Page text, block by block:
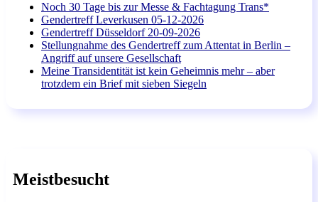
Noch 30 Tage bis zur Messe & Fachtagung Trans*
Gendertreff Leverkusen 05-12-2026
Gendertreff Düsseldorf 20-09-2026
Stellungnahme des Gendertreff zum Attentat in Berlin –
Angriff auf unsere Gesellschaft
Meine Transidentität ist kein Geheimnis mehr – aber
trotzdem ein Brief mit sieben Siegeln
Meistbesucht